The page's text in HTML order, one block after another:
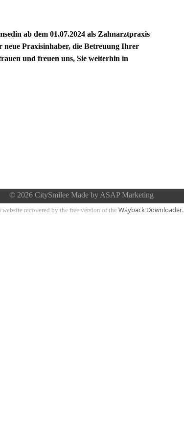
ab dem 01.07.2024 als Zahnarztpraxis
Praxisinhaber, die Betreuung Ihrer
und freuen uns, Sie weiterhin in
© 2026 CitySmilee Made by ASAP Marketing
website recovered by the free version of the Wayback Downloader.